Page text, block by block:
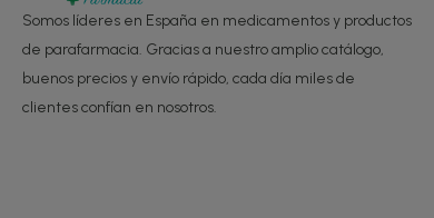
Somos líderes en España en medicamentos y productos
de parafarmacia. Gracias a nuestro amplio catálogo,
buenos precios y envío rápido, cada día miles de
clientes confían en nosotros.